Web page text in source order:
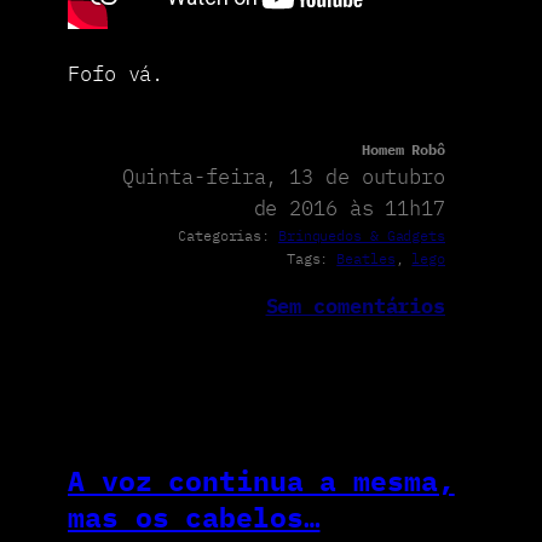
Fofo vá.
Homem Robô
Quinta-feira, 13 de outubro
de 2016 às 11h17
Categorias: Brinquedos & Gadgets
Tags: Beatles , lego
Sem comentários
A voz continua a mesma,
mas os cabelos…